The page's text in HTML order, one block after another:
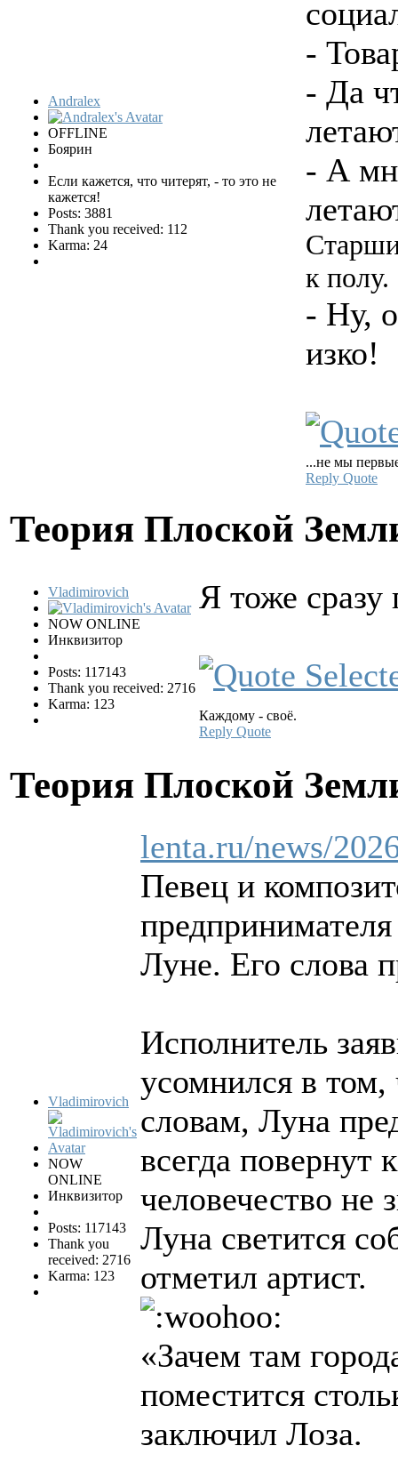
Andralex
OFFLINE
Боярин
Если кажется, что читерят, - то это не
кажется!
Posts: 3881
Thank you received: 112
Karma: 24
-
- Да
- А
к полу.
- Ну,
изко!
...не мы
Reply Quote
Теория Плоской
Vladimirovich
NOW ONLINE
Инквизитор
Posts: 117143
Thank you received: 2716
Karma: 123
Я тоже
Каждому - своё.
Reply Quote
Теория Плоской
Vladimirovich
NOW
ONLINE
Инквизитор
Posts: 117143
Thank you
received: 2716
Karma: 123
lenta.ru/news/
Певец и
Луне. Его слова
Исполнитель
усомнился в
словам, Луна
всегда повернут
человечество не
Луна светится
отметил артист.
«Зачем там
поместится
заключил Лоза.